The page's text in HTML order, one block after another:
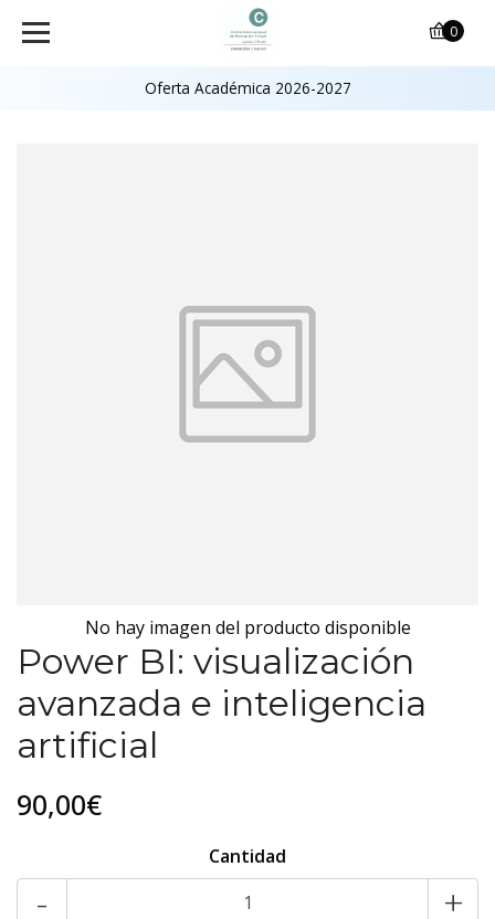
Oferta Académica 2026-2027
0
No hay imagen del producto disponible
Power BI: visualización
avanzada e inteligencia
artificial
90,00€
Cantidad
- +